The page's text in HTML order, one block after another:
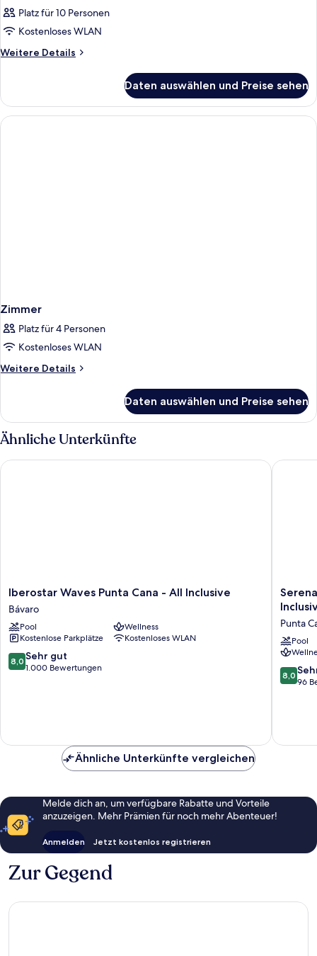
Platz für 10 Personen
Kostenloses WLAN
Weitere Details
Weitere
Daten auswählen und Preise sehen
Zimmer
Platz für 4 Personen
Kostenloses WLAN
Weitere Details
Weitere
Daten auswählen und Preise sehen
Ähnliche Unterkünfte
Iberostar
Waves
Punta
Cana
-
All
Inclusive
Iberostar Waves Punta Cana - All Inclusive
Bávaro
Pool
Wellness
Kostenlose Parkplätze
Kostenloses WLAN
8.0
von
8,0 Sehr gut
1.000 Bewertungen
Iberostar Waves Punta Cana - All Inclusive
Caribe
Family
Beach
Resort
–
All
Punta
Pool
8.0
von
8,0
96
Ähnliche Unterkünfte vergleichen
Melde dich an, um verfügbare Rabatte und Vorteile
anzuzeigen. Mehr Prämien für noch mehr Abenteuer!
Anmelden Jetzt kostenlos registrieren
Zur Gegend